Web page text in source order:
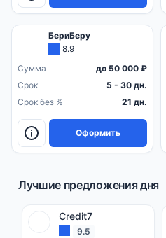
БериБеру
8.9
Сумма
до 50 000 ₽
Срок
5 - 30 дн.
Срок без %
21 дн.
Оформить
Лучшие предложения дня
Credit7
9.5